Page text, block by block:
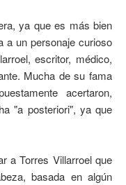
ya que es más bien
a un personaje curioso
escritor, médico,
Mucha de su fama
acertaron,
"a posteriori", ya que
a Torres Villarroel que
basada en algún